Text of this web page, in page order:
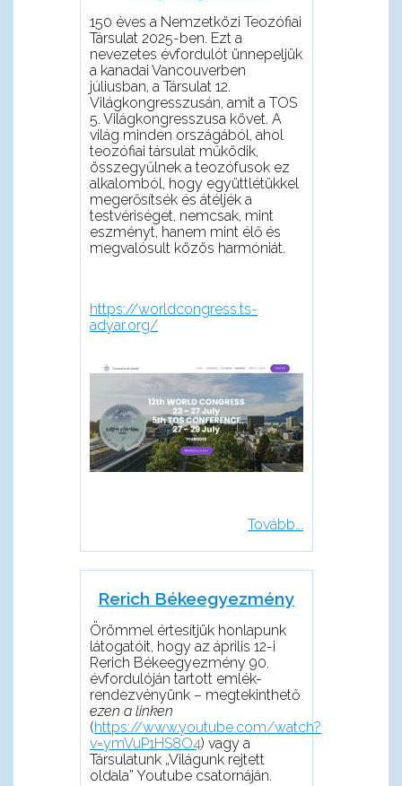
150 éves a Nemzetközi Teozófiai
Társulat 2025-ben. Ezt a
nevezetes évfordulót ünnepeljük
a kanadai Vancouverben
júliusban, a Társulat 12.
Világkongresszusán, amit a TOS
5. Világkongresszusa követ. A
világ minden országából, ahol
teozófiai társulat működik,
összegyűlnek a teozófusok ez
alkalomból, hogy együttlétükkel
megerősítsék és átéljék a
testvériséget, nemcsak, mint
eszményt, hanem mint élő és
megvalósult közös harmóniát.
https://worldcongress.ts-
adyar.org/
Tovább...
Rerich Békeegyezmény
Örömmel értesítjük honlapunk
látogatóit, hogy az április 12-i
Rerich Békeegyezmény 90.
évfordulóján tartott emlék-
rendezvényünk – megtekinthető
ezen a linken
(https://www.youtube.com/watch?
v=ymVuP1HS8O4) vagy a
Társulatunk „Világunk rejtett
oldala” Youtube csatornáján.